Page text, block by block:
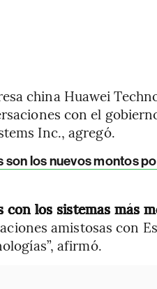
china Huawei
con el
Inc., agregó.
los nuevos montos
los sistemas más
amistosas con
afirmó.